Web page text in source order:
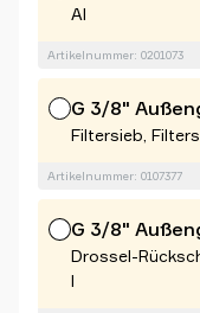
Al
Artikelnummer: 0201073
G 3/8"
Filtersieb,
Artikelnummer: 0107377
G 3/8"
Drossel-
l